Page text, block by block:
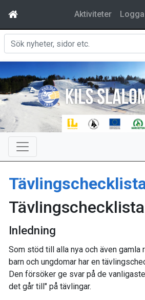
Aktiviteter
Tävlingschecklista
Inledning
Som stöd till alla nya och även gamla
barn och ungdomar har en
Den försöker ge svar på de
det går till" på tävlingar.